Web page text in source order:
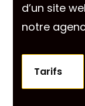
d’un site
notre
Tarifs